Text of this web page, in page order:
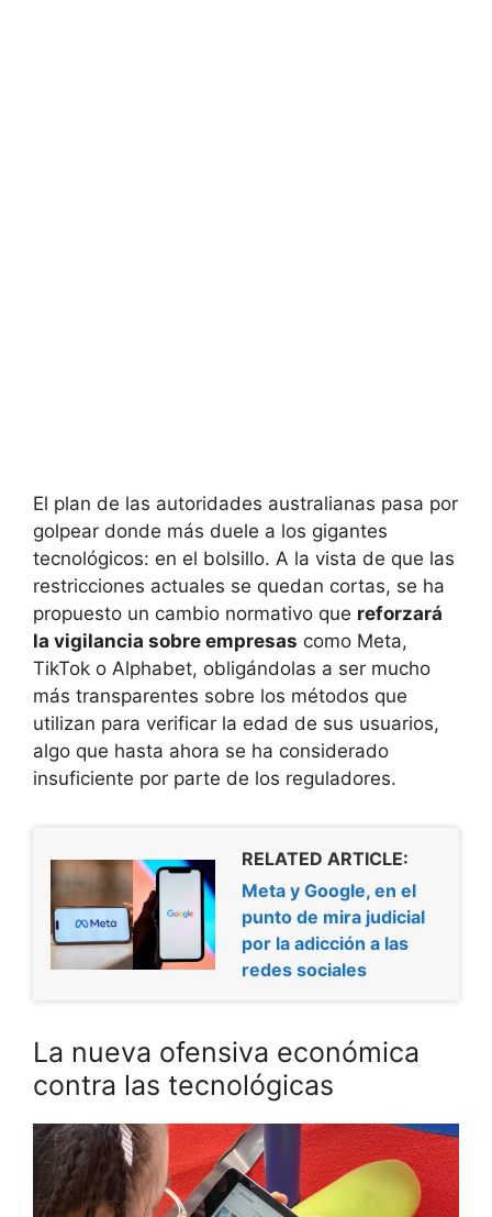
El plan de las autoridades australianas pasa por
golpear donde más duele a los gigantes
tecnológicos: en el bolsillo. A la vista de que las
restricciones actuales se quedan cortas, se ha
propuesto un cambio normativo que reforzará
la vigilancia sobre empresas como Meta,
TikTok o Alphabet, obligándolas a ser mucho
más transparentes sobre los métodos que
utilizan para verificar la edad de sus usuarios,
algo que hasta ahora se ha considerado
insuficiente por parte de los reguladores.
RELATED ARTICLE:
Meta y Google, en el
punto de mira judicial
por la adicción a las
redes sociales
La nueva ofensiva económica
contra las tecnológicas